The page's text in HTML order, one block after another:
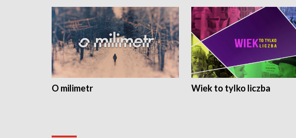
O milimetr Wiek to tylko liczba